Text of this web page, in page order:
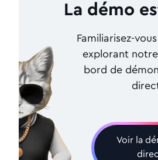
La démo
Familiarisez-
explorant
bord de
Voir la